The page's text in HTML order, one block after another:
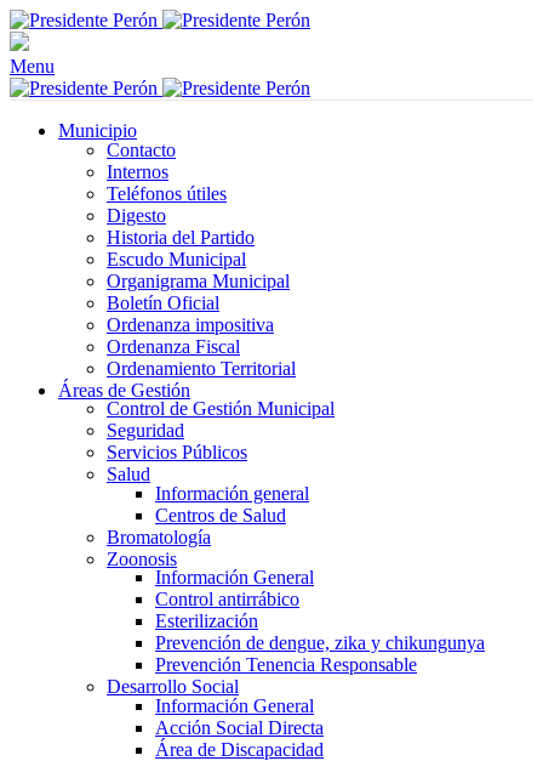
Menu
Municipio
Contacto
Internos
Teléfonos útiles
Digesto
Historia del Partido
Escudo Municipal
Organigrama Municipal
Boletín Oficial
Ordenanza impositiva
Ordenanza Fiscal
Ordenamiento Territorial
Áreas de Gestión
Control de Gestión Municipal
Seguridad
Servicios Públicos
Salud
Información general
Centros de Salud
Bromatología
Zoonosis
Información General
Control antirrábico
Esterilización
Prevención de dengue, zika y chikungunya
Prevención Tenencia Responsable
Desarrollo Social
Información General
Acción Social Directa
Área de Discapacidad